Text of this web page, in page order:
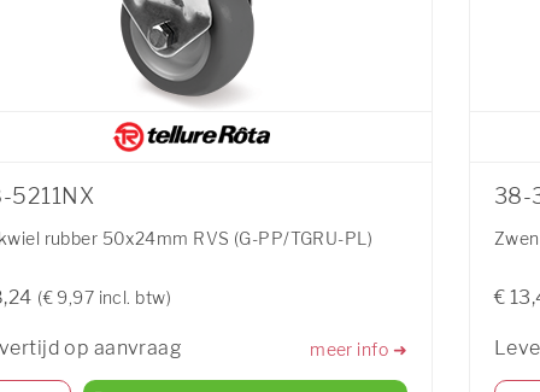
5211NX
rubber 50x24mm RVS (G-PP/TGRU-PL)
(€ 9,97 incl. btw)
op aanvraag meer info ➜
38-
€